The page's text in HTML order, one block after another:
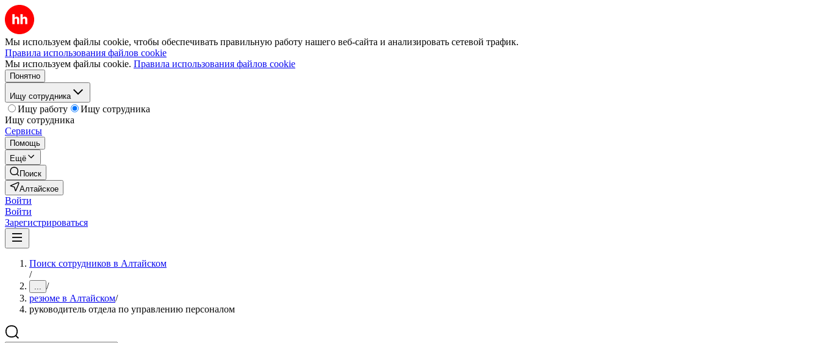
Мы используем файлы cookie, чтобы обеспечивать правильную работу нашего веб-сайта и анализировать сетевой трафик.
Правила использования файлов cookie
Мы используем файлы cookie. Правила использования файлов cookie
Понятно
Ищу сотрудника
Ищу работу
Ищу сотрудника
Ищу сотрудника
Сервисы
Помощь
Ещё
Поиск
Алтайское
Войти
Войти
Зарегистрироваться
Поиск сотрудников в Алтайском
/
... /
резюме в Алтайском/
руководитель отдела по управлению персоналом